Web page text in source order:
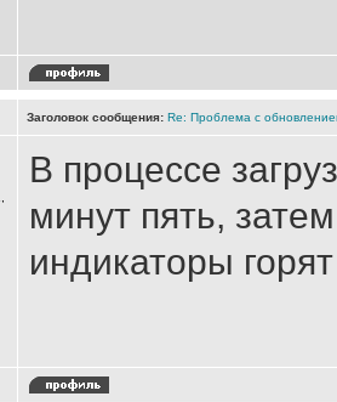
Заголовок сообщения: Re: Проблема с
В процессе
минут пять,
индикаторы